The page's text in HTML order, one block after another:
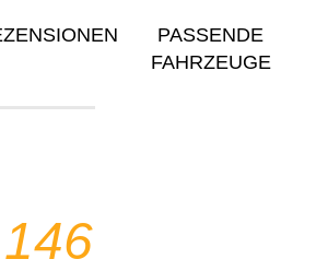
PASSENDE
FAHRZEUGE